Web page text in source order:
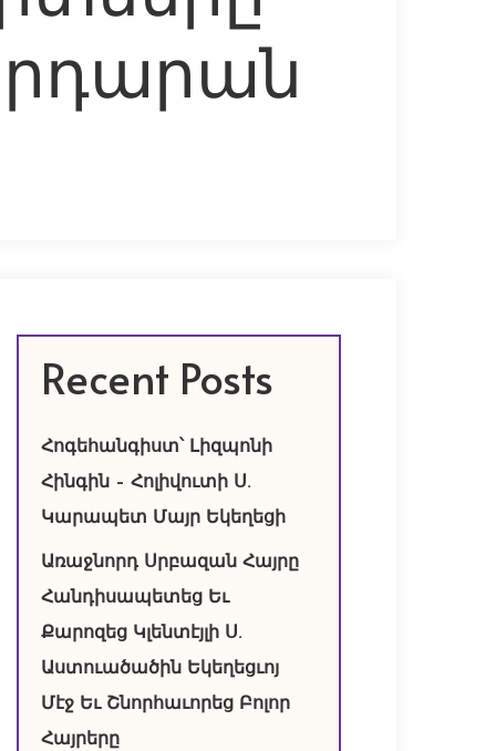
Recent Posts
Հոգեհանգիստ՝ Լիզպոնի
Հինգին – Հոլիվուտի Ս.
Կարապետ Մայր Եկեղեցի
Առաջնորդ Սրբազան Հայրը
Հանդիսապետեց Եւ
Քարոզեց Կլենտէյլի Ս.
Աստուածածին Եկեղեցւոյ
Մէջ Եւ Շնորհաւորեց Բոլոր
Հայրերը